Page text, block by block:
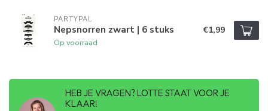
PARTYPAL
Nepsnorren zwart | 6 stuks
Op voorraad
€1,99
HEB JE VRAGEN? LOTTE STAAT VOOR JE
KLAAR!